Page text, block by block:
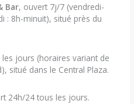
Bar, ouvert 7j/7 (vendredi-
: 8h-minuit), situé près du
jours (horaires variant de
situé dans le Central Plaza.
24h/24 tous les jours.